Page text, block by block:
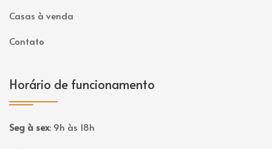
Casas à venda
Contato
Horário de funcionamento
Seg à sex: 9h às 18h